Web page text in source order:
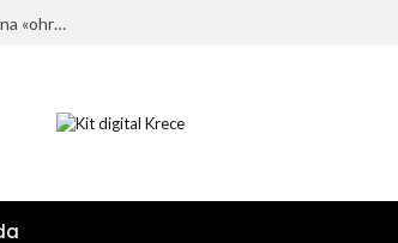
El orden externo también influye en nuestra tranquilidad interna «ohra»